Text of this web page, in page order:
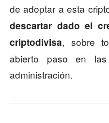
de adoptar a esta
descartar dado el
criptodivisa, sobre
abierto paso en
administración.